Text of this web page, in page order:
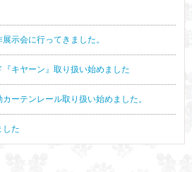
示会に行ってきました。
キヤーン』取り扱い始めました
ーテンレール取り扱い始めました。
した